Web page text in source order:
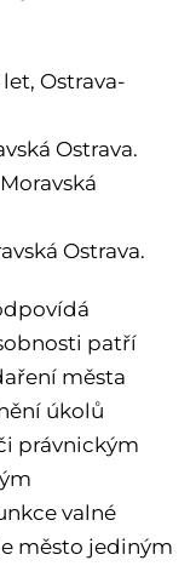
let, Ostrava-
Ostrava.
Ostrava.
patří
města
úkolů
právnickým
valné
město jediným